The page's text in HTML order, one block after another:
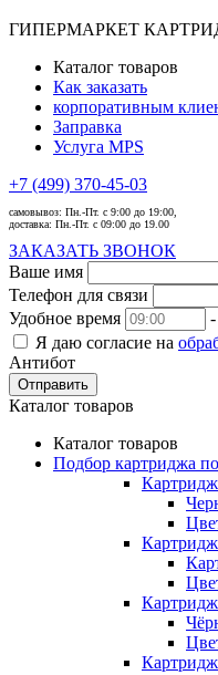
ГИПЕРМАРКЕТ
Каталог товаров
Как заказать
корпоративным
Заправка
Услуга MPS
+7 (499) 370-45-03
самовывоз: Пн.-Пт. с 9:00 до 19:00,
доставка: Пн.-Пт. с 09:00 до 19.00
ЗАКАЗАТЬ ЗВОНОК
Ваше имя
Телефон для связи
Удобное время
-
Я даю согласие на
Антибот
Отправить
Каталог товаров
Каталог товаров
Подбор картриджа